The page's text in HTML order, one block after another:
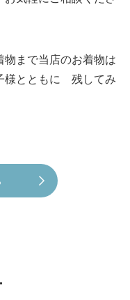
まで当店のお着物は
様とともに 残してみ